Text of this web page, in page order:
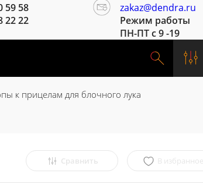
59 58
22 22
zakaz@dendra.ru
Режим работы
ПН-ПТ с 9 -19
к прицелам для блочного лука
Сравнить В избранное